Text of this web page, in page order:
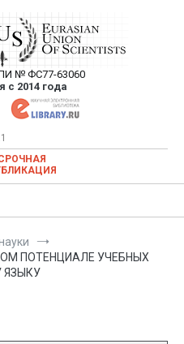
Союз Ученых —
статей в
журнале
№ ФС77-63060
с 2014 года
научных статей в
журнале
ПОТЕНЦИАЛЕ УЧЕБНЫХ
ЯЗЫКУ